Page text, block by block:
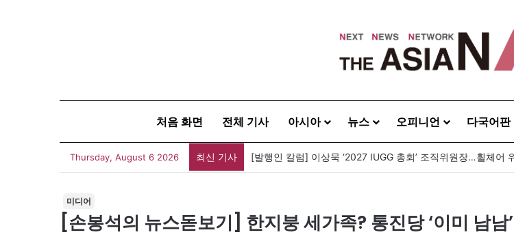
처음 화면 전체 기사 아시아 뉴스 오피니언 다국어판
Thursday, August 6 2026 최신 기사
미디어
[손봉석의 뉴스돋보기] 한지붕 세가족? 통진당 ‘이미 남남’